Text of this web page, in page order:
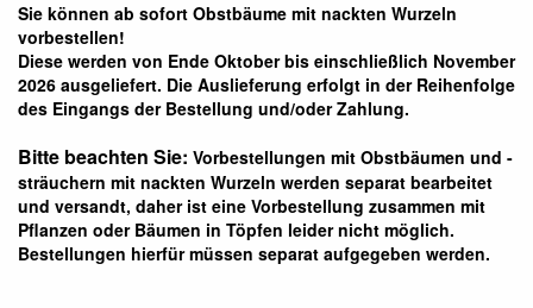
Sie können ab sofort Obstbäume mit nackten Wurzeln
vorbestellen!
Diese werden von Ende Oktober bis einschließlich November
2026 ausgeliefert. Die Auslieferung erfolgt in der Reihenfolge
des Eingangs der Bestellung und/oder Zahlung.
Bitte beachten Sie: Vorbestellungen mit Obstbäumen und -
sträuchern mit nackten Wurzeln werden separat bearbeitet
und versandt, daher ist eine Vorbestellung zusammen mit
Pflanzen oder Bäumen in Töpfen leider nicht möglich.
Bestellungen hierfür müssen separat aufgegeben werden.